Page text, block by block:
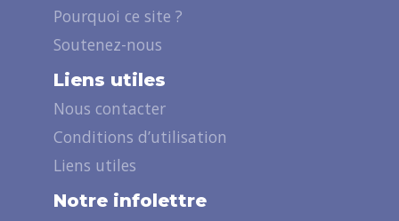
Pourquoi ce site ?
Soutenez-nous
Liens utiles
Nous contacter
Conditions d’utilisation
Liens utiles
Notre infolettre